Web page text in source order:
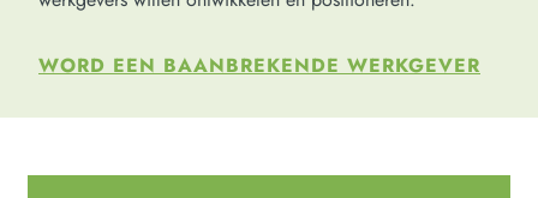
WORD EEN BAANBREKENDE WERKGEVER